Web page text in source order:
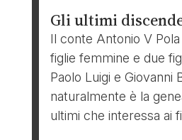
Gli ultimi
Il conte Antonio V
figlie femmine e due
Paolo Luigi e Giovanni
naturalmente è la
ultimi che interessa ai